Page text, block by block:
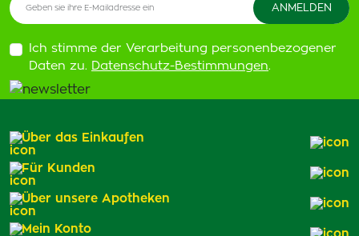
Ich stimme der Verarbeitung personenbezogener
Daten zu. Datenschutz-Bestimmungen.
Über das Einkaufen
Für Kunden
Über unsere Apotheken
Mein Konto